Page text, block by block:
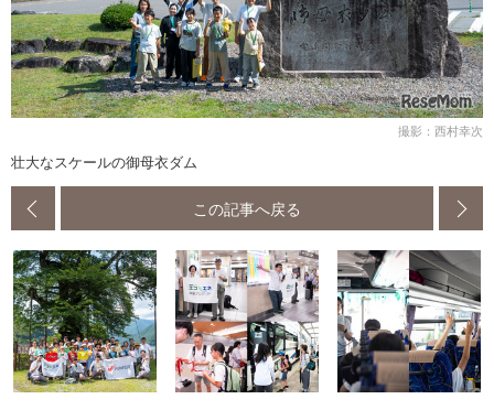
撮影：西村幸次
壮大なスケールの御母衣ダム
この記事へ戻る